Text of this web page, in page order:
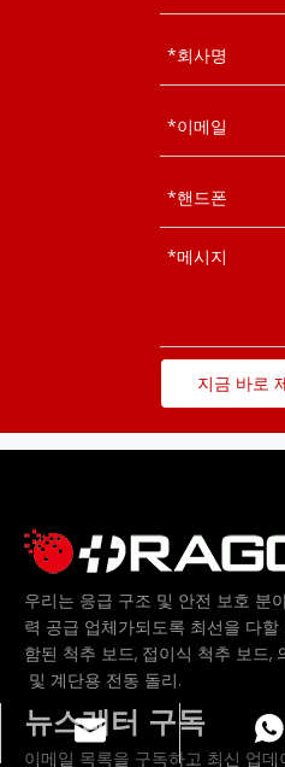
지금 바로
우리는 응급 구조 및 안전 보호 분
력 공급 업체가되도록 최선을 다할
함된 척추 보드, 접이식 척추 보드,
및 계단용 전동 돌리.
뉴스레터 구독
이메일 목록을 구독하고 최신 업
+86-
+86-